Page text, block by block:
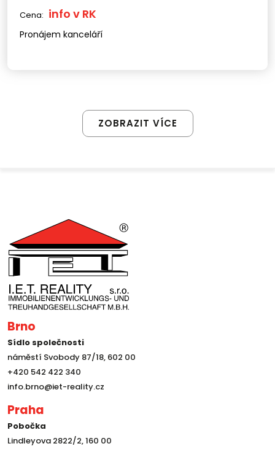
Cena: info v RK
Pronájem kanceláří
ZOBRAZIT VÍCE
Brno
Sídlo společnosti
náměstí Svobody 87/18, 602 00
+420 542 422 340
info.brno@iet-reality.cz
Praha
Pobočka
Lindleyova 2822/2, 160 00